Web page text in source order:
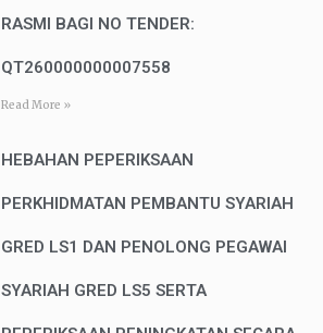
RASMI BAGI NO TENDER:
QT260000000007558
Read More »
HEBAHAN PEPERIKSAAN
PERKHIDMATAN PEMBANTU SYARIAH
GRED LS1 DAN PENOLONG PEGAWAI
SYARIAH GRED LS5 SERTA